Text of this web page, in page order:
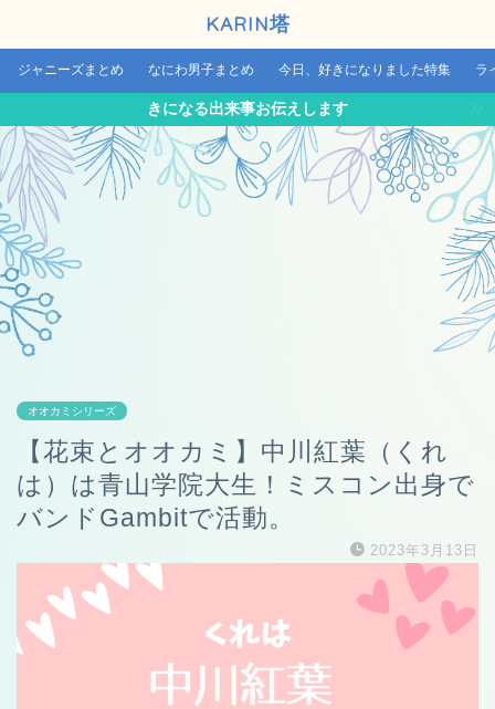
KARIN塔
ジャニーズまとめ なにわ男子まとめ 今日、好きになりました特集 ラ
きになる出来事お伝えします
オオカミシリーズ
【花束とオオカミ】中川紅葉（くれ
は）は青山学院大生！ミスコン出身で
バンドGambitで活動。
2023年3月13日